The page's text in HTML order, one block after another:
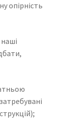
опірність